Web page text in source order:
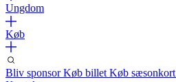
Ungdom
Køb
Bliv sponsorKøb billet Køb sæsonkort